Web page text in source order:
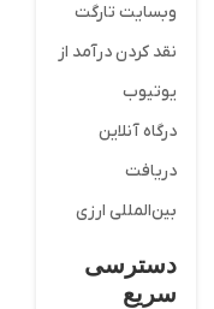
وبسایت تارگت
نقد کردن درآمد از
یوتیوب
درگاه آنلاین
دریافت
بین‌المللی ارزی
دسترسی
سریع